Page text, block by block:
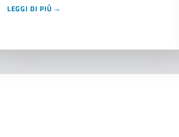
LEGGI DI PIÙ →